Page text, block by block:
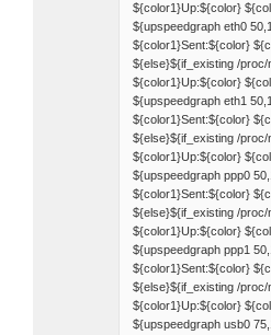
${color1}Up:${color}
${upspeedgraph eth0
${color1}Sent:${color}
${else}${if_existing /proc/
${color1}Up:${color}
${upspeedgraph eth1
${color1}Sent:${color}
${else}${if_existing /proc/
${color1}Up:${color}
${upspeedgraph ppp0
${color1}Sent:${color}
${else}${if_existing /proc/
${color1}Up:${color}
${upspeedgraph ppp1
${color1}Sent:${color}
${else}${if_existing /proc/
${color1}Up:${color}
${upspeedgraph usb0